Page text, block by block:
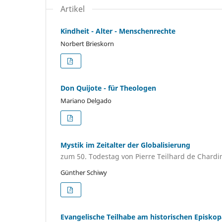
Artikel
Kindheit - Alter - Menschenrechte
Norbert Brieskorn
Don Quijote - für Theologen
Mariano Delgado
Mystik im Zeitalter der Globalisierung
zum 50. Todestag von Pierre Teilhard de
Günther Schiwy
Evangelische Teilhabe am historischen